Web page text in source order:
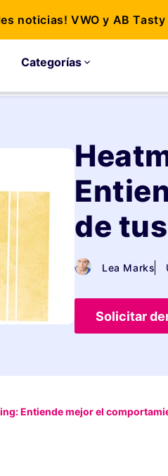
Categorías
de
Lea Marks
Solicitar
Entiende mejor el
noticias! VWO y AB